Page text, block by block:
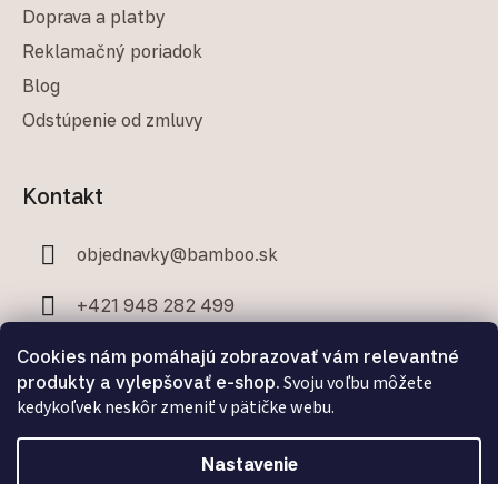
Cookies nám pomáhajú zobrazovať vám relevantné
produkty a vylepšovať e-shop. Svoju voľbu môžete
kedykoľvek neskôr zmeniť v pätičke webu.
Nastavenie
Doprava a platby
Reklamačný poriadok
Blog
Odstúpenie od zmluvy
Kontakt
objednavky@bamboo.sk
+421 948 282 499
+421 907 706 329